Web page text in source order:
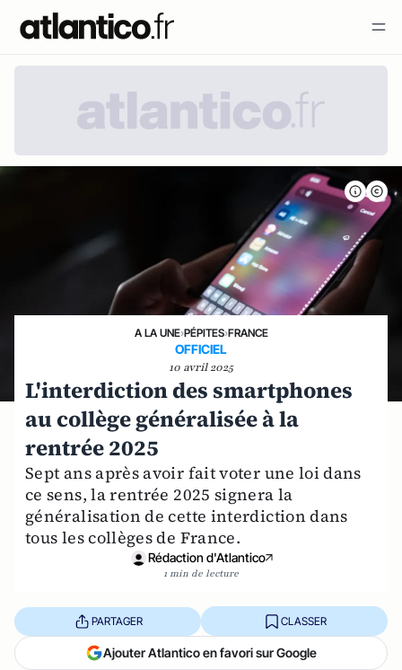
A LA UNE›PÉPITES›FRANCE
OFFICIEL
10 avril 2025
L'interdiction des smartphones
au collège généralisée à la
rentrée 2025
Sept ans après avoir fait voter une loi dans
ce sens, la rentrée 2025 signera la
généralisation de cette interdiction dans
tous les collèges de France.
Rédaction d'Atlantico
1 min de lecture
PARTAGER CLASSER
Ajouter Atlantico en favori sur Google